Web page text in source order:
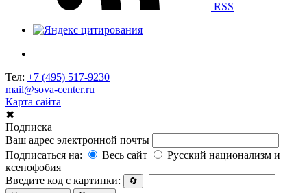
RSS
Тел: +7 (495) 517-9230
mail@sova-center.ru
Карта сайта
✖
Подписка
Ваш адрес электронной почты
Подписаться на:
Весь сайт
Русский национализм и
ксенофобия
Введите код с картинки:
🔄